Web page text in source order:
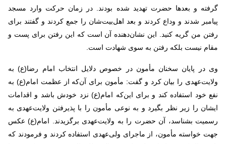
گرفته و بعدها حضرت تهدید شده بودند. در زمان حرکت وارد مسجد
پیامبر شدند و وداع کردند و بعد اهل‌بیت‌شان را جمع کردند و گفتند برای
رفتن من گریه کنید. این نشان‌دهنده آن است که این رفتن برای پست و
مقام نیست بلکه رفتن به سوی شهادت است.
وی در پایان سخنان مأمون در خصوص دلایل انتخاب امام رضا(ع) به
ولایت‌عهدی را بیان کرد و گفت: مأمون برای آن‌که از عظمت امام(ع) به
نفع خود استفاده کند و برای این‌که امام(ع) نزد خودش باشد و اقدامات
ایشان را زیر نظر بگیرد و به نوعی مأمون را با پذیرفتن ولایت‌عهدی به
رسمیت بشناسد، آن حضرت را به ولایت‌عهدی برگزیدند. امام(ع) عکس
جهت خواسته مأمون، از ماجرای ولی‌عهدی استفاده کردند و فرمودند که